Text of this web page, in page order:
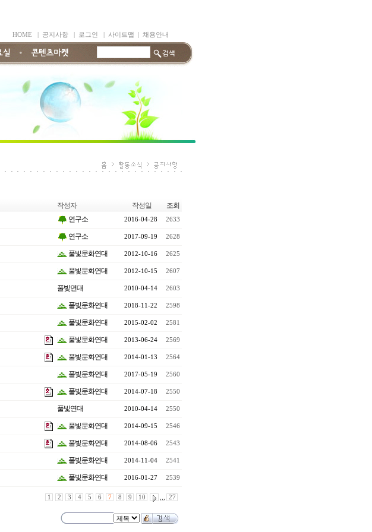
HOME 공지사항 로그인 사이트맵 채용안내
작성자 작성일 조회
연구소 2016-04-28 2633
연구소 2017-09-19 2628
풀빛문화연대 2012-10-16 2625
풀빛문화연대 2012-10-15 2607
풀빛연대 2010-04-14 2603
풀빛문화연대 2018-11-22 2598
풀빛문화연대 2015-02-02 2581
풀빛문화연대 2013-06-24 2569
풀빛문화연대 2014-01-13 2564
풀빛문화연대 2017-05-19 2560
풀빛문화연대 2014-07-18 2550
풀빛연대 2010-04-14 2550
풀빛문화연대 2014-09-15 2546
풀빛문화연대 2014-08-06 2543
풀빛문화연대 2014-11-04 2541
풀빛문화연대 2016-01-27 2539
1 2 3 4 5 6 7 8 9 10 ,,, 27